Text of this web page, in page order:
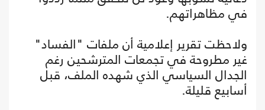
في مظاهراتهم.
ولاحظت تقرير إعلامية أن ملفات "الفساد"
غير مطروحة في تجمعات المترشحين رغم
الجدال السياسي الذي شهده الملف، قبل
أسابيع قليلة.